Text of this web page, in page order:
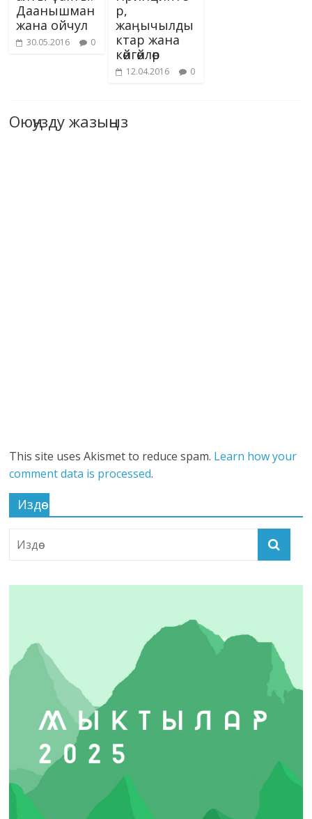
Даанышман
жана ойчул
30.05.2016 0
р,
жаӊычылды
ктар жана
көйгөйлөр
12.04.2016 0
Оюңузду жазыңыз
This site uses Akismet to reduce spam. Learn how your
comment data is processed.
Издөө